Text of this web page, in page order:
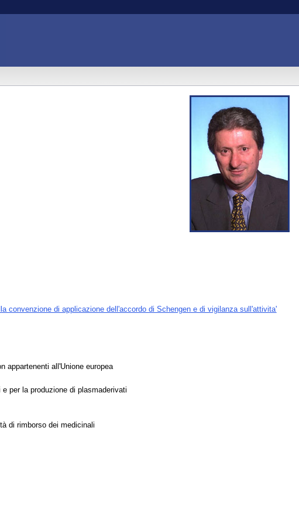
convenzione di applicazione dell'accordo di Schengen e di vigilanza sull'attivita'
appartenenti all'Unione europea
per la produzione di plasmaderivati
di rimborso dei medicinali